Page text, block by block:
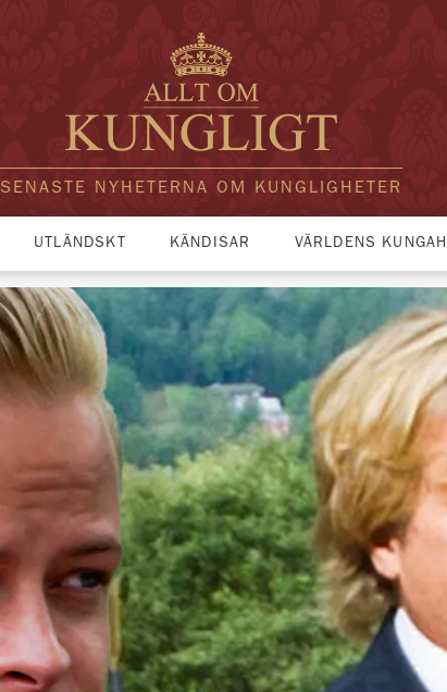
SENASTE NYHETERNA OM KUNGLIGHETER
UTLÄNDSKT KÄNDISAR VÄRLDENS